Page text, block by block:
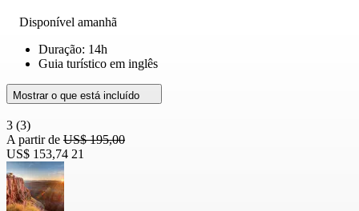
Disponível amanhã
Duração: 14h
Guia turístico em inglês
Mostrar o que está incluído
3 (3)
A partir de US$ 195,00
US$ 153,74 21